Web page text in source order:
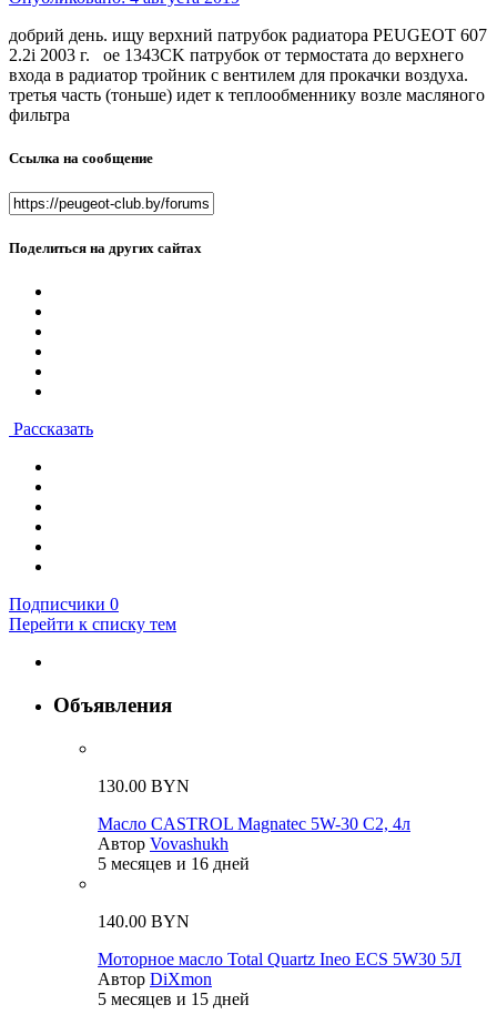
добрий день. ищу верхний патрубок радиатора PEUGEOT 607
2.2i 2003 г. ое 1343CK патрубок от термостата до верхнего
входа в радиатор тройник с вентилем для прокачки воздуха.
третья часть (тоньше) идет к теплообменнику возле масляного
фильтра
Ссылка на сообщение
Поделиться на других сайтах
Рассказать
Подписчики 0
Перейти к списку тем
Объявления
130.00 BYN
Масло CASTROL Magnatec 5W-30 C2, 4л
Автор Vovashukh
5 месяцев и 16 дней
140.00 BYN
Моторное масло Total Quartz Ineo ECS 5W30 5Л
Автор DiXmon
5 месяцев и 15 дней